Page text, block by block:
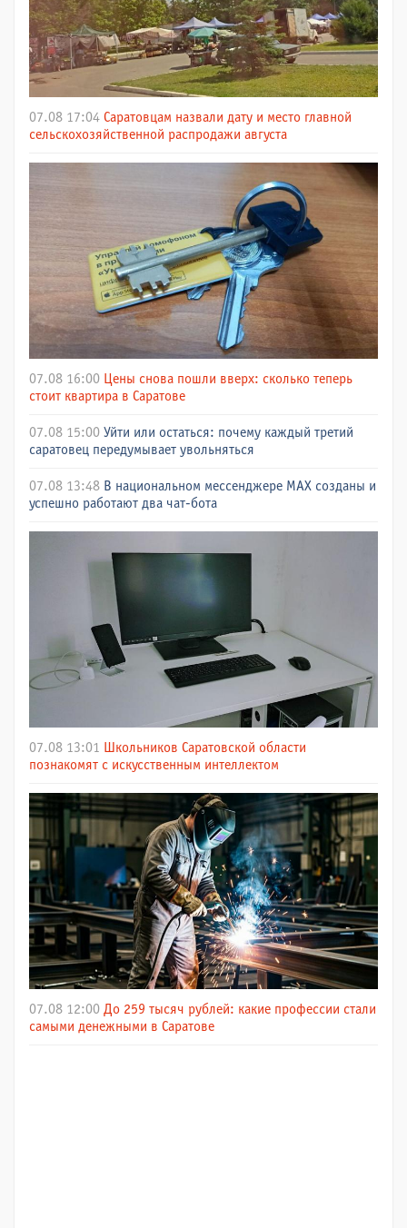
07.08 17:04 Саратовцам назвали дату и место главной
сельскохозяйственной распродажи августа
07.08 16:00 Цены снова пошли вверх: сколько теперь
стоит квартира в Саратове
07.08 15:00 Уйти или остаться: почему каждый третий
саратовец передумывает увольняться
07.08 13:48 В национальном мессенджере МАХ созданы и
успешно работают два чат-бота
07.08 13:01 Школьников Саратовской области
познакомят с искусственным интеллектом
07.08 12:00 До 259 тысяч рублей: какие профессии стали
самыми денежными в Саратове